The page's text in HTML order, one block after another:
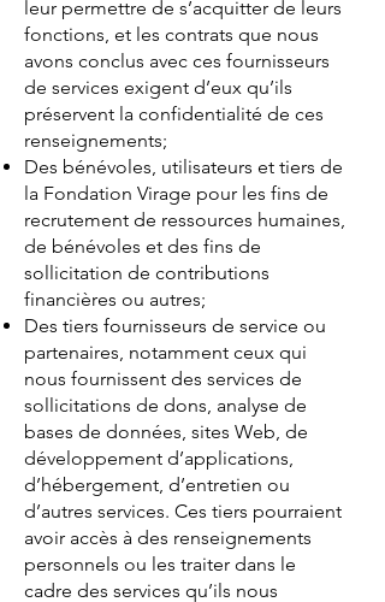
leur permettre de s’acquitter de leurs
fonctions, et les contrats que nous
avons conclus avec ces fournisseurs
de services exigent d’eux qu’ils
préservent la confidentialité de ces
renseignements;
Des bénévoles, utilisateurs et tiers de
la Fondation Virage pour les fins de
recrutement de ressources humaines,
de bénévoles et des fins de
sollicitation de contributions
financières ou autres;
Des tiers fournisseurs de service ou
partenaires, notamment ceux qui
nous fournissent des services de
sollicitations de dons, analyse de
bases de données, sites Web, de
développement d’applications,
d’hébergement, d’entretien ou
d’autres services. Ces tiers pourraient
avoir accès à des renseignements
personnels ou les traiter dans le
cadre des services qu’ils nous